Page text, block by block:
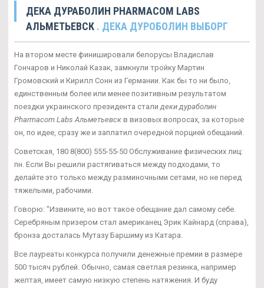
ДЕКА ДУРАБОЛИН PHARMACOM LABS
АЛЬМЕТЬЕВСК . ДЕКА ДУРОБОЛИН ВЫБОРГ
На втором месте финишировали белорусы Владислав
Гончаров и Николай Казак, замкнули тройку Мартин
Громовский и Кирилл Сонн из Германии. Как бы то ни было,
единственным более или менее позитивным результатом
поездки украинского президента сталидеки дураболин
Pharmacom Labs Альметьевск в визовых вопросах, за которые
он, по идее, сразу же и заплатил очередной порцией обещаний.
Советская, 180 8(800) 555-55-50 Обслуживание физических лиц:
пн. Если Вы решили растягиваться между подходами, то
делайте это только между разминочными сетами, но не перед
тяжелыми, рабочими.
Говорю: "Извините, но вот такое обещание дал самому себе.
Серебряным призером стал американец Эрик Кайнард (справа),
бронза досталась Мутазу Баршиму из Катара.
Все лауреаты конкурса получили денежные премии в размере
500 тысяч рублей. Обычно, самая светлая резинка, например
желтая, имеет самую низкую степень натяжения. И буду